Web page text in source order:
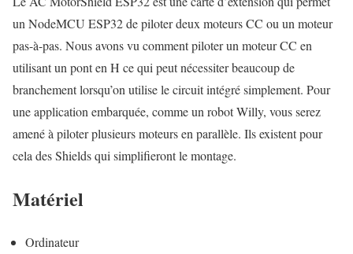
un NodeMCU ESP32 de piloter deux moteurs CC ou un moteur
pas-à-pas. Nous avons vu comment piloter un moteur CC en
utilisant un pont en H ce qui peut nécessiter beaucoup de
branchement lorsqu’on utilise le circuit intégré simplement. Pour
une application embarquée, comme un robot Willy, vous serez
amené à piloter plusieurs moteurs en parallèle. Ils existent pour
cela des Shields qui simplifieront le montage.
Matériel
Ordinateur